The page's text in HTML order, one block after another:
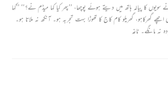
ظفر بھونچکا بیٹھا تھا۔ عائشہ نے سویوں کا پیالہ ہاتھ میں دیتے ہوئے پوچھا، ’’پھر کیا کہا میڈم نے؟‘‘ ’’کہا
ہو۔ کسی اچھے گھرکاہو، گھریلو کام کاج کا تھوڑا بہت تجربہ ہو۔ آنکھ نہ ملاتا ہو۔
نہ مانگے۔ ناغہ